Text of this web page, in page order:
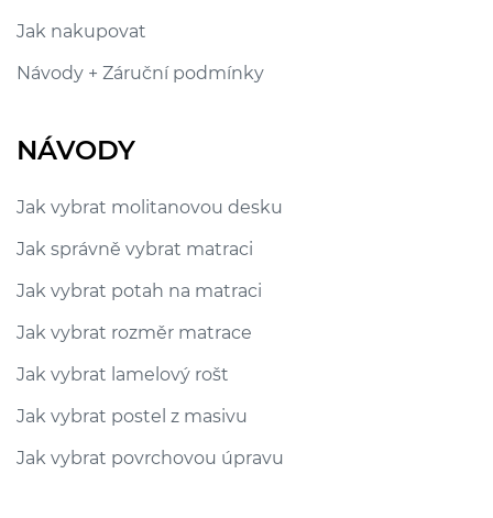
Jak nakupovat
Návody + Záruční podmínky
NÁVODY
Jak vybrat molitanovou desku
Jak správně vybrat matraci
Jak vybrat potah na matraci
Jak vybrat rozměr matrace
Jak vybrat lamelový rošt
Jak vybrat postel z masivu
Jak vybrat povrchovou úpravu